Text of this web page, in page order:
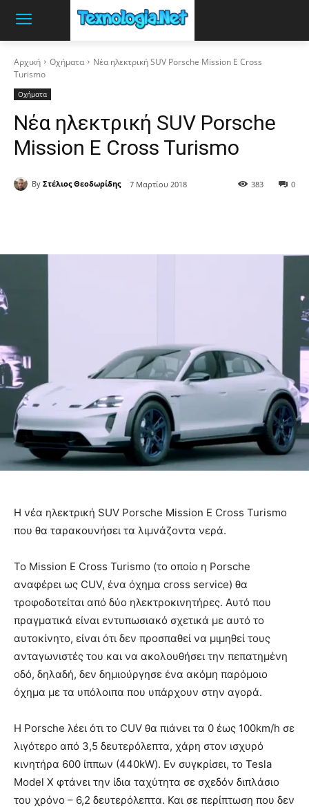
Αρχική Οχήματα
Νέα ηλεκτρική SUV Porsche Mission E Cross
Turismo
Οχήματα
Νέα ηλεκτρική SUV Porsche
Mission E Cross Turismo
By Στέλιος Θεοδωρίδης 7 Μαρτίου 2018 0
383
Η νέα ηλεκτρική SUV Porsche Mission E Cross Turismo
που θα ταρακουνήσει τα λιμνάζοντα νερά.
Το Mission E Cross Turismo (το οποίο η Porsche
αναφέρει ως CUV, ένα όχημα cross service) θα
τροφοδοτείται από δύο ηλεκτροκινητήρες. Αυτό που
πραγματικά είναι εντυπωσιακό σχετικά με αυτό το
αυτοκίνητο, είναι ότι δεν προσπαθεί να μιμηθεί τους
ανταγωνιστές του και να ακολουθήσει την πεπατημένη
οδό, δηλαδή, δεν δημιούργησε ένα ακόμη παρόμοιο
όχημα με τα υπόλοιπα που υπάρχουν στην αγορά.
Η Porsche λέει ότι το CUV θα πιάνει τα 0 έως 100km/h σε
λιγότερο από 3,5 δευτερόλεπτα, χάρη στον ισχυρό
κινητήρα 600 ίππων (440kW). Εν συγκρίσει, το Tesla
Model X φτάνει την ίδια ταχύτητα σε σχεδόν διπλάσιο
του χρόνο – 6,2 δευτερόλεπτα. Και σε περίπτωση που δεν